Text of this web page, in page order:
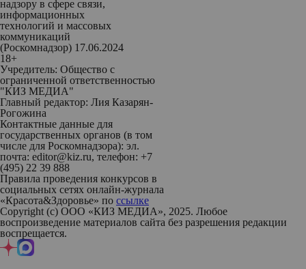
надзору в сфере связи,
информационных
технологий и массовых
коммуникаций
(Роскомнадзор) 17.06.2024
18+
Учредитель: Общество с
ограниченной ответственностью
"КИЗ МЕДИА"
Главный редактор: Лия Казарян-
Рогожина
Контактные данные для
государственных органов (в том
числе для Роскомнадзора): эл.
почта: editor@kiz.ru, телефон: +7
(495) 22 39 888
Правила проведения конкурсов в
социальных сетях онлайн-журнала
«Красота&Здоровье» по ссылке
Copyright (с) ООО «КИЗ МЕДИА», 2025. Любое
воспроизведение материалов сайта без разрешения редакции
воспрещается.